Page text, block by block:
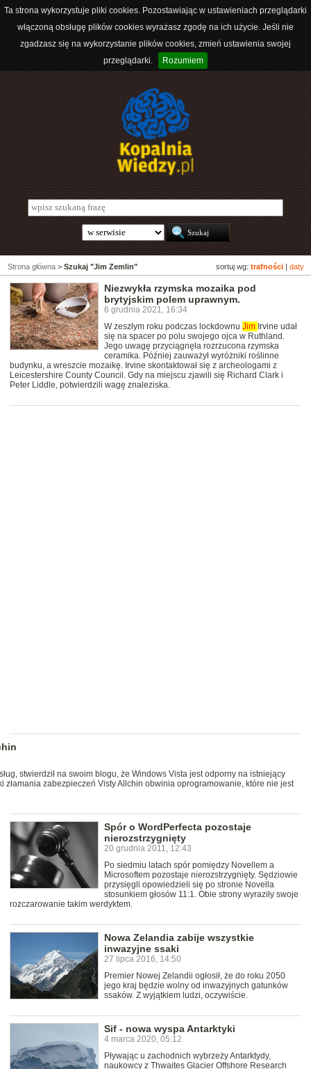
Ta strona wykorzystuje pliki cookies. Pozostawiając w ustawieniach przeglądarki
włączoną obsługę plików cookies wyrażasz zgodę na ich użycie. Jeśli nie
zgadzasz się na wykorzystanie plików cookies, zmień ustawienia swojej
przeglądarki.
Rozumiem
sortuj wg: trafności daty
Strona główna > Szukaj "Jim Zemlin"
Niezwykła rzymska mozaika pod
brytyjskim polem uprawnym.
6 grudnia 2021, 16:34
W zeszłym roku podczas lockdownu Jim Irvine udał
się na spacer po polu swojego ojca w Ruthland.
Jego uwagę przyciągnęła rozrzucona rzymska
ceramika. Później zauważył wyróżniki roślinne
budynku, a wreszcie mozaikę. Irvine skontaktował się z archeologami z
Leicestershire County Council. Gdy na miejscu zjawili się Richard Clark i
Peter Liddle, potwierdzili wagę znaleziska.
stwierdził na swoim blogu, że Windows Vista jest odporny na istniejący
zabezpieczeń Visty Allchin obwinia oprogramowanie, które nie jest
Spór o WordPerfecta pozostaje
nierozstrzygnięty
20 grudnia 2011, 12:43
Po siedmiu latach spór pomiędzy Novellem a
Microsoftem pozostaje nierozstrzygnięty. Sędziowie
przysięgli opowiedzieli się po stronie Novella
stosunkiem głosów 11:1. Obie strony wyraziły swoje
rozczarowanie takim werdyktem.
Nowa Zelandia zabije wszystkie
inwazyjne ssaki
27 lipca 2016, 14:50
Premier Nowej Zelandii ogłosił, że do roku 2050
jego kraj będzie wolny od inwazyjnych gatunków
ssaków. Z wyjątkiem ludzi, oczywiście.
Sif - nowa wyspa Antarktyki
4 marca 2020, 05:12
Pływając u zachodnich wybrzeży Antarktydy,
naukowcy z Thwaites Glacier Offshore Research